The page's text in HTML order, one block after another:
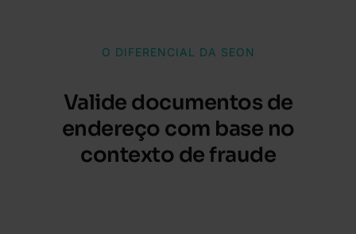
O DIFERENCIAL DA SEON
Valide documentos de
endereço com base no
contexto de fraude